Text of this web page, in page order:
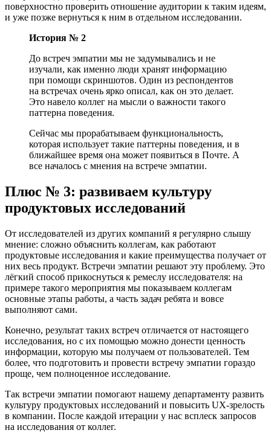
поверхностно проверить отношение аудитории к таким идеям,
и уже позже вернуться к ним в отдельном исследовании.
История № 2
До встреч эмпатии мы не задумывались и не
изучали, как именно люди хранят информацию
при помощи скриншотов. Один из респондентов
на встречах очень ярко описал, как он это делает.
Это навело коллег на мысли о важности такого
паттерна поведения.
Сейчас мы прорабатываем функциональность,
которая использует такие паттерны поведения, и в
ближайшее время она может появиться в Почте. А
все началось с мнения на встрече эмпатии.
Плюс № 3: развиваем культуру
продуктовых исследований
От исследователей из других компаний я регулярно слышу
мнение: сложно объяснить коллегам, как работают
продуктовые исследования и какие преимущества получает от
них весь продукт. Встречи эмпатии решают эту проблему. Это
лёгкий способ прикоснуться к ремеслу исследователя: на
примере такого мероприятия мы показываем коллегам
основные этапы работы, а часть задач ребята и вовсе
выполняют сами.
Конечно, результат таких встреч отличается от настоящего
исследования, но с их помощью можно донести ценность
информации, которую мы получаем от пользователей. Тем
более, что подготовить и провести встречу эмпатии гораздо
проще, чем полноценное исследование.
Так встречи эмпатии помогают нашему департаменту развить
культуру продуктовых исследований и повысить UX-зрелость
в компании. После каждой итерации у нас всплеск запросов
на исследования от коллег.